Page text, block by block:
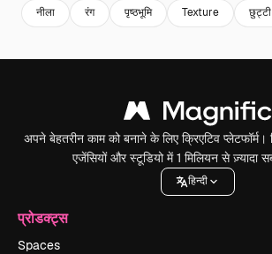
नीला रंग पृष्ठभूमि Texture छुट्टी
अपने बेहतरीन काम को बनाने के लिए क्रिएटिव प्लेटफॉर्म।
एजेंसियों और स्टूडियो में 1 मिलियन से ज़्यादा
हिन्दी
प्रोडक्ट्स
Spaces